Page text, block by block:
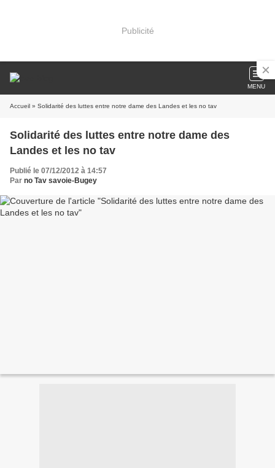
Publicité
MENU
Accueil » Solidarité des luttes entre notre dame des Landes et les no tav
Solidarité des luttes entre notre dame des
Landes et les no tav
Publié le 07/12/2012 à 14:57
Par no Tav savoie-Bugey